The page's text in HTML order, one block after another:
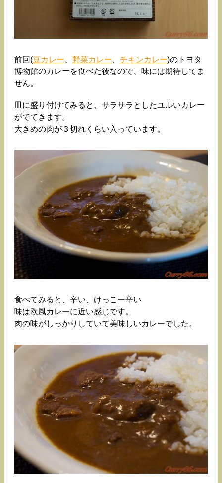
前回(豆カレー 野菜カレー チキンカレー)のトヨタ
博物館のカレーを食べた後なので、味には期待してま
せん。
皿に盛り付けてみると、サラサラとしたユルいカレー
がでてきます。
大きめの肉が３切れくらい入っています。
食べてみると、辛い、けっこー辛い
味は欧風カレーに近い感じです。
肉の味がしっかりしていて美味しいカレーでした。